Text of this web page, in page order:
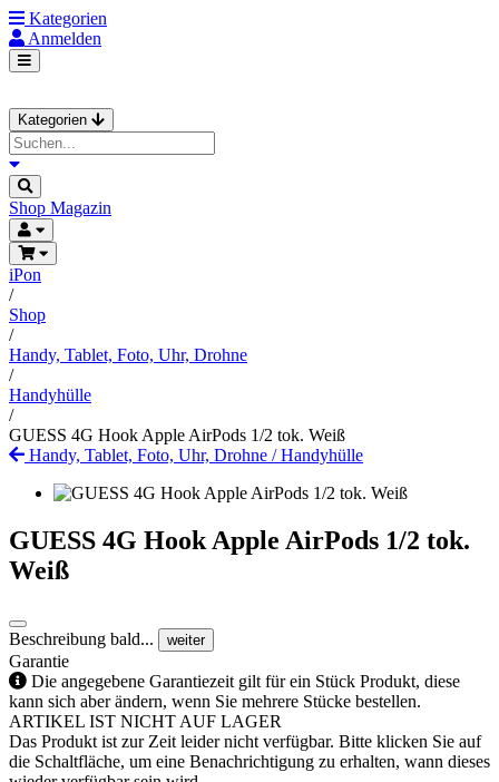
Kategorien
Anmelden
Kategorien
Shop Magazin
iPon
/
Shop
/
Handy, Tablet, Foto, Uhr, Drohne
/
Handyhülle
/
GUESS 4G Hook Apple AirPods 1/2 tok. Weiß
Handy, Tablet, Foto, Uhr, Drohne /Handyhülle
GUESS 4G Hook Apple AirPods 1/2 tok.
Weiß
Beschreibung bald... weiter
Garantie
Die angegebene Garantiezeit gilt für ein Stück Produkt, diese
kann sich aber ändern, wenn Sie mehrere Stücke bestellen.
ARTIKEL IST NICHT AUF LAGER
Das Produkt ist zur Zeit leider nicht verfügbar. Bitte klicken Sie auf
die Schaltfläche, um eine Benachrichtigung zu erhalten, wann dieses